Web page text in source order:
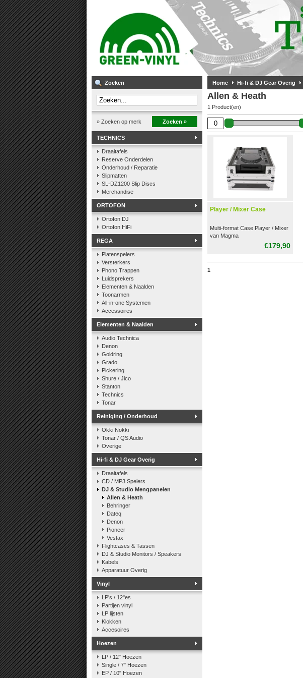
Zoeken
» Zoeken op merk Zoeken »
TECHNICS
Draaitafels
Reserve Onderdelen
Onderhoud / Reparatie
Slipmatten
SL-DZ1200 Slip Discs
Merchandise
ORTOFON
Ortofon DJ
Ortofon HiFi
REGA
Platenspelers
Versterkers
Phono Trappen
Luidsprekers
Elementen & Naalden
Toonarmen
All-in-one Systemen
Accessoires
Elementen & Naalden
Audio Technica
Denon
Goldring
Grado
Pickering
Shure / Jico
Stanton
Technics
Tonar
Reiniging / Onderhoud
Okki Nokki
Tonar / QS Audio
Overige
Hi-fi & DJ Gear Overig
Draaitafels
CD / MP3 Spelers
DJ & Studio Mengpanelen
Allen & Heath
Behringer
Dateq
Denon
Pioneer
Vestax
Flightcases & Tassen
DJ & Studio Monitors / Speakers
Kabels
Apparatuur Overig
Vinyl
LP's / 12"es
Partijen vinyl
LP lijsten
Klokken
Accesoires
Hoezen
LP / 12" Hoezen
Single / 7" Hoezen
EP / 10" Hoezen
Home Hi-fi & DJ Gear Overig
Allen & Heath
1 Product(en)
Player / Mixer Case
Multi-format Case Player / Mixer
van Magma
€179,90
1